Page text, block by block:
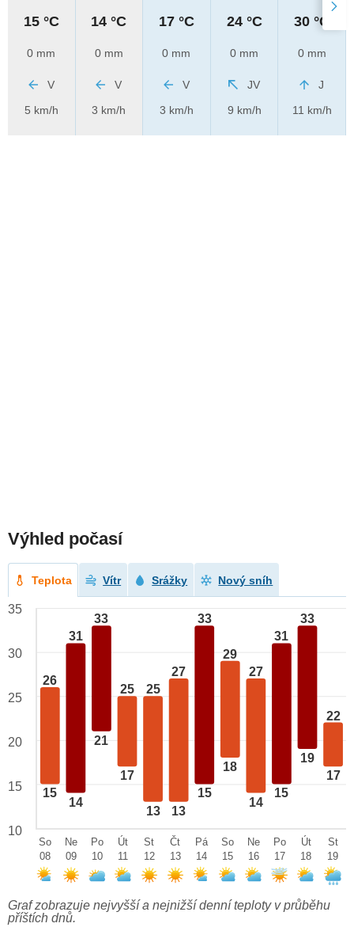
15 °C
0 mm
V
5 km/h
14 °C
0 mm
V
3 km/h
17 °C
0 mm
V
3 km/h
24 °C
0 mm
JV
9 km/h
30 °C
0 mm
J
11 km/h
Výhled počasí
Teplota Vítr Srážky Nový sníh
26
15
31
14
33
21
25
17
25
13
27
13
33
15
29
18
27
14
31
15
33
19
22
17
35
30
25
20
15
10
So
08
Ne
09
Po
10
Út
11
St
12
Čt
13
Pá
14
So
15
Ne
16
Po
17
Út
18
St
19
Graf zobrazuje nejvyšší a nejnižší denní teploty v průběhu
příštích dnů.